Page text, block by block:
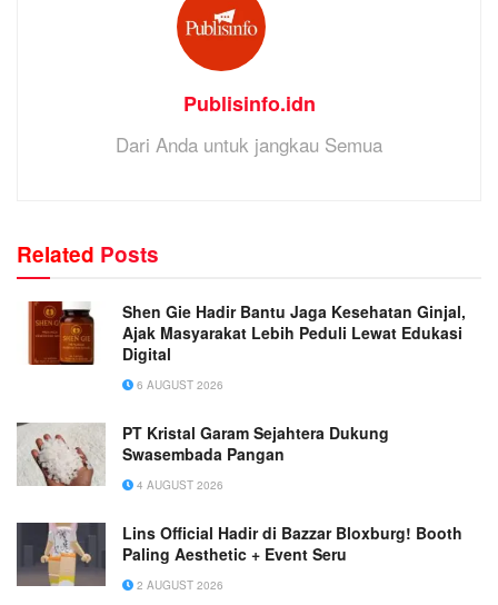
Publisinfo.idn
Dari Anda untuk jangkau Semua
Related Posts
Shen Gie Hadir Bantu Jaga Kesehatan Ginjal,
Ajak Masyarakat Lebih Peduli Lewat Edukasi
Digital
6 AUGUST 2026
PT Kristal Garam Sejahtera Dukung
Swasembada Pangan
4 AUGUST 2026
Lins Official Hadir di Bazzar Bloxburg! Booth
Paling Aesthetic + Event Seru
2 AUGUST 2026